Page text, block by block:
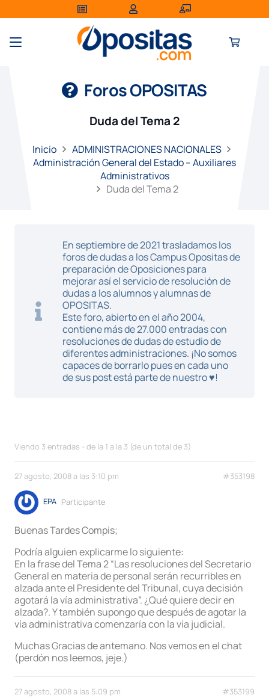
Foros OPOSITAS
Duda del Tema 2
Inicio
ADMINISTRACIONES NACIONALES
Administración General del Estado – Auxiliares
Administrativos
Duda del Tema 2
En septiembre de 2021 trasladamos los
foros de dudas a los Campus Opositas de
preparación de Oposiciones para
mejorar así el servicio de resolución de
dudas a los alumnos y alumnas de
OPOSITAS.
Este foro, abierto en el año 2004,
contiene más de 27.000 entradas con
resoluciones de dudas de estudio de
diferentes administraciones. ¡No somos
capaces de borrarlo pues en cada uno
de sus post está parte de nuestro ♥!
Viendo 3 entradas - de la 1 a la 3 (de un total de 3)
27 agosto, 2008 a las 3:10 pm #353198
EPA Participante
Buenas Tardes Compis;
Podría alguien explicarme lo siguiente:
En la frase del Tema 2 “Las resoluciones del Secretario
General en materia de personal serán recurribles en
alzada ante el Presidente del Tribunal, cuya decisión
agotará la vía administrativa”. ¿Qué quiere decir en
alzada?. Y también supongo que después de agotar la
vía administrativa comenzaría con la vía judicial.
Muchas Gracias de antemano. Nos vemos en el chat
(perdón nos leemos, jeje.)
27 agosto, 2008 a las 5:09 pm #353199